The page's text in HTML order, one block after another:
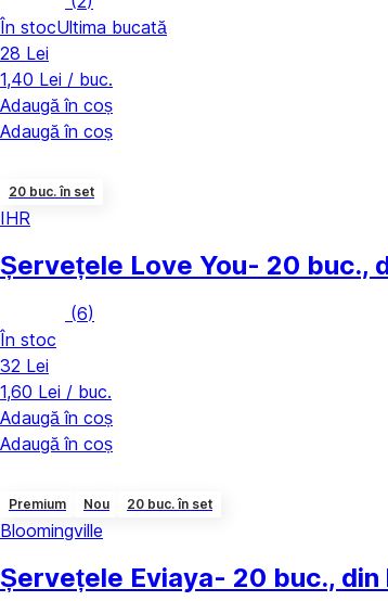
În stocUltima bucată
28 Lei
1,40 Lei / buc.
Adaugă în coș
Adaugă în coș
20 buc. în set
IHR
Șervețele Love You- 20 buc.,
(6)
În stoc
32 Lei
1,60 Lei / buc.
Adaugă în coș
Adaugă în coș
Premium Nou 20 buc. în set
Bloomingville
Șervețele Eviaya- 20 buc.,